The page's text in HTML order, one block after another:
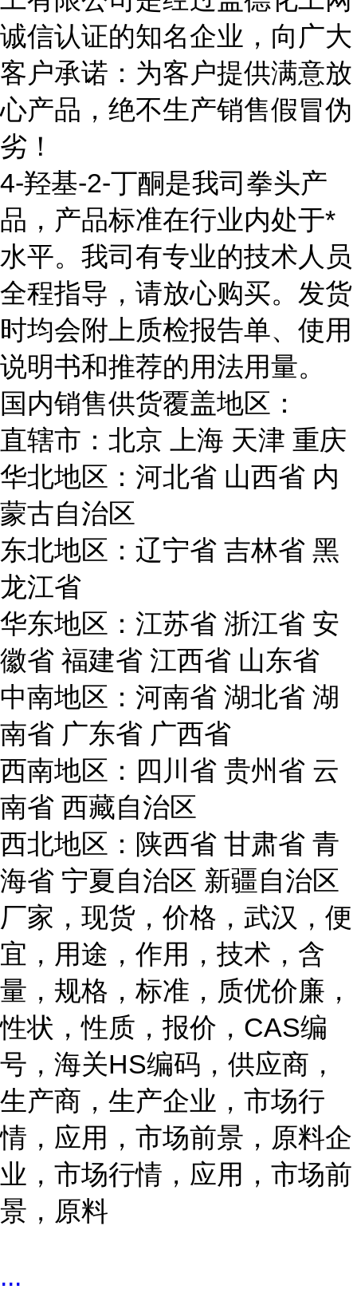
诚信认证的知名企业，向广大
客户承诺：为客户提供满意放
心产品，绝不生产销售假冒伪
劣！
4-羟基-2-丁酮是我司拳头产
品，产品标准在行业内处于*
水平。我司有专业的技术人员
全程指导，请放心购买。发货
时均会附上质检报告单、使用
说明书和推荐的用法用量。
国内销售供货覆盖地区：
直辖市：北京 上海 天津 重庆
华北地区：河北省 山西省 内
蒙古自治区
东北地区：辽宁省 吉林省 黑
龙江省
华东地区：江苏省 浙江省 安
徽省 福建省 江西省 山东省
中南地区：河南省 湖北省 湖
南省 广东省 广西省
西南地区：四川省 贵州省 云
南省 西藏自治区
西北地区：陕西省 甘肃省 青
海省 宁夏自治区 新疆自治区
厂家，现货，价格，武汉，便
宜，用途，作用，技术，含
量，规格，标准，质优价廉，
性状，性质，报价，CAS编
号，海关HS编码，供应商，
生产商，生产企业，市场行
情，应用，市场前景，原料企
业，市场行情，应用，市场前
景，原料
...